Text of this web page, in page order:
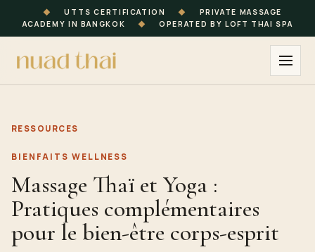
◆ UTTS CERTIFICATION ◆
PRIVATE MASSAGE
ACADEMY IN BANGKOK
◆ OPERATED BY LOFT THAI SPA
RESSOURCES
BIENFAITS WELLNESS
Massage Thaï et Yoga :
Pratiques complémentaires
pour le bien-être corps-esprit